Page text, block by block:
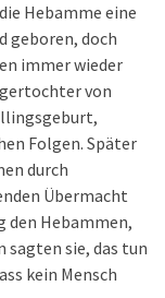
Hebamme eine
geboren, doch
immer wieder
von
Folgen. Später
durch
Übermacht
den Hebammen,
sagten sie, das tun
kein Mensch